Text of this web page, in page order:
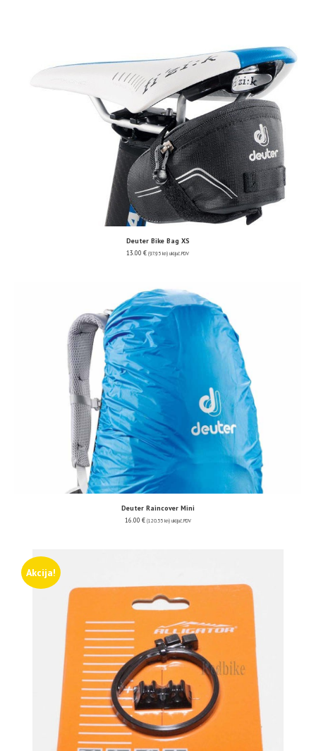
Deuter Bike Bag XS
13.00 € (97.95 kn) uključ. PDV
Deuter Raincover Mini
16.00 € (120.55 kn) uključ. PDV
Akcija!